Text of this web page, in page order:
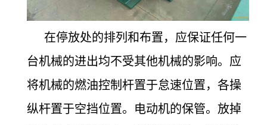
在停放处的排列和布置，应保证任何一
台机械的进出均不受其他机械的影响。应
将机械的燃油控制杆置于怠速位置，各操
纵杆置于空挡位置。电动机的保管。放掉